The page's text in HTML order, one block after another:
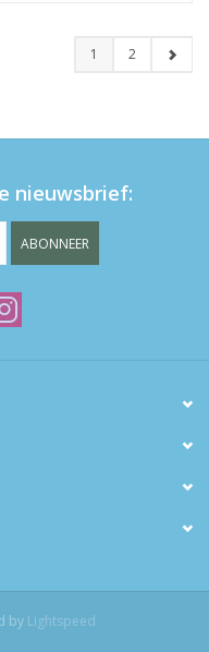
1 2
nieuwsbrief:
ABONNEER
by Lightspeed